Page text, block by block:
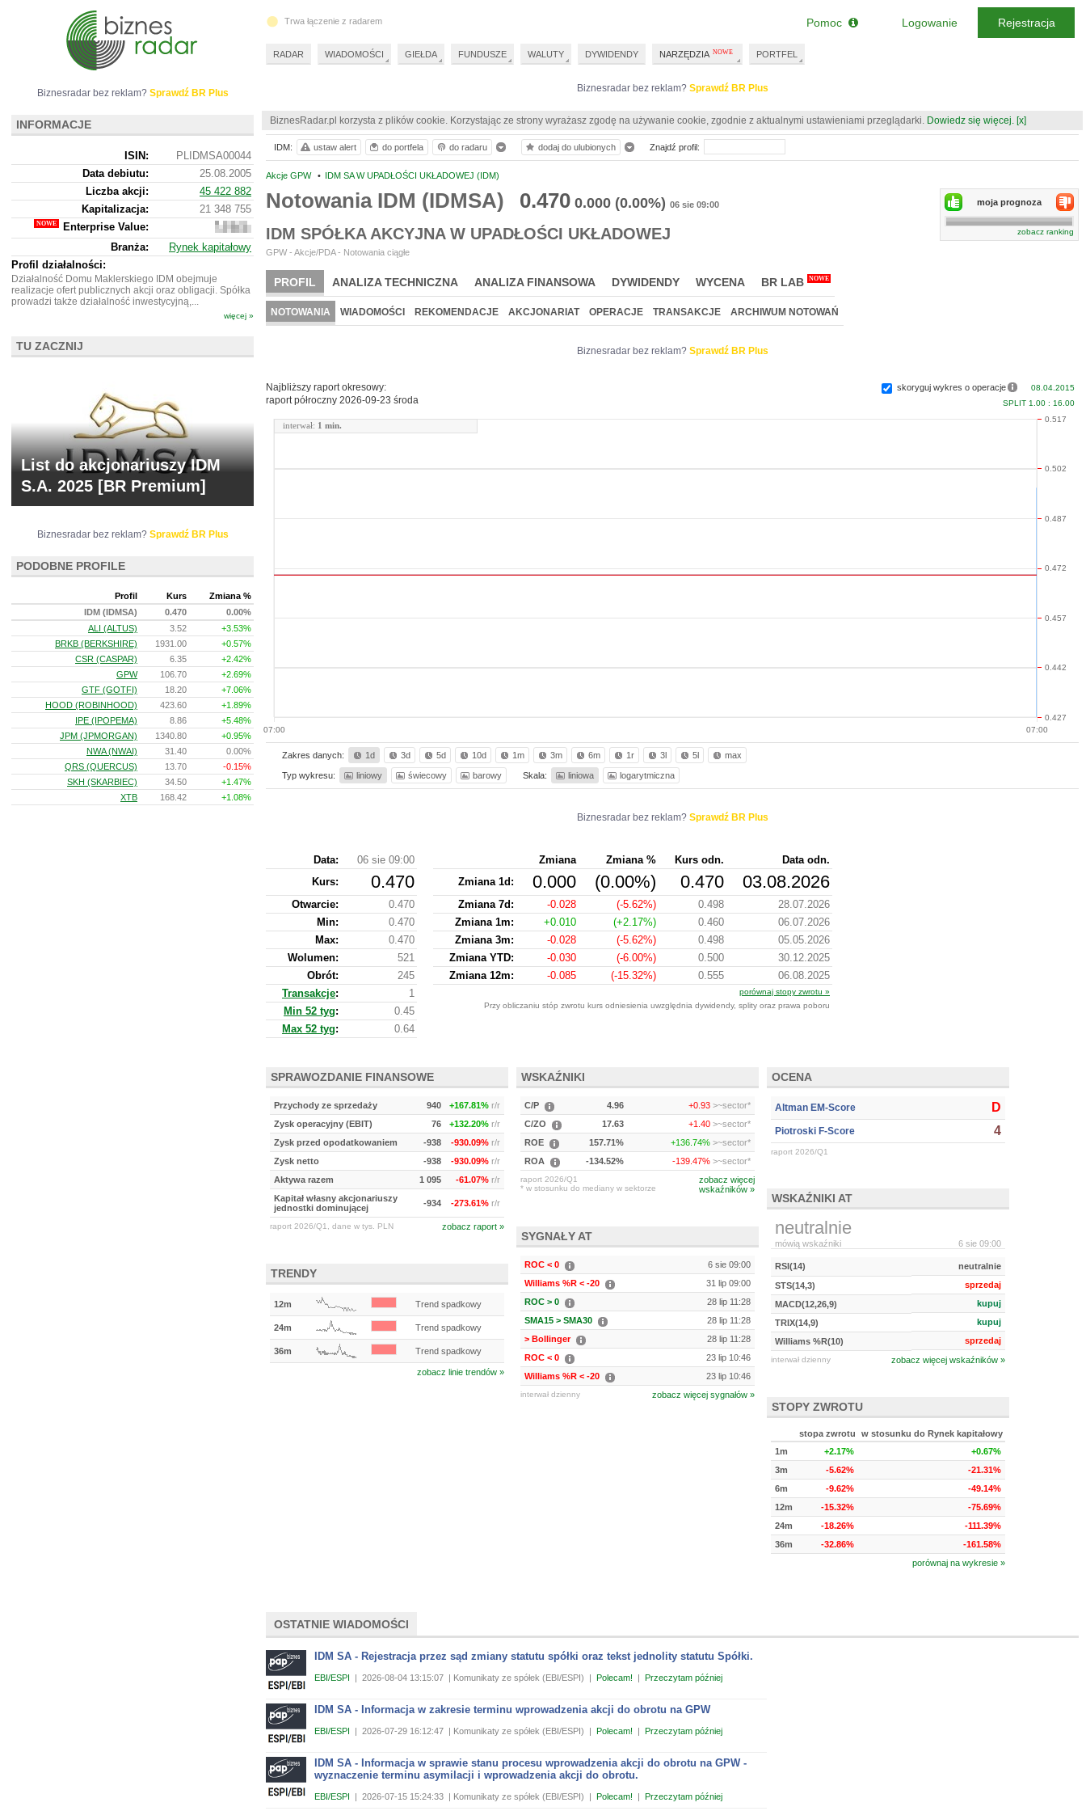
Biznesradar bez reklam? Sprawdź BR Plus
BiznesRadar.pl korzysta z plików cookie. Korzystając ze strony wyrażasz zgodę na używanie cookie, zgodnie z aktualnymi ustawieniami przeglądarki. Dowiedz się więcej. [x]
Akcje GPW • IDM SA W UPADŁOŚCI UKŁADOWEJ (IDM)
Notowania IDM (IDMSA) 0.470 0.000 (0.00%) 06 sie 09:00
IDM SPÓŁKA AKCYJNA W UPADŁOŚCI UKŁADOWEJ
GPW - Akcje/PDA - Notowania ciągłe
moja prognoza
zobacz ranking
PROFIL ANALIZA TECHNICZNA ANALIZA FINANSOWA DYWIDENDY WYCENA BR LAB NOWE
NOTOWANIA WIADOMOŚCI REKOMENDACJE AKCJONARIAT OPERACJE TRANSAKCJE ARCHIWUM NOTOWAŃ
Biznesradar bez reklam? Sprawdź BR Plus
Najbliższy raport okresowy:
raport półroczny 2026-09-23 środa
skoryguj wykres o operacje
08.04.2015
SPLIT 1.00 : 16.00
07:00 07:00
0.427
0.442
0.457
0.472
0.487
0.502
0.517
interwał: 1 min.
Zakres danych: 1d 3d 5d 10d 1m 3m 6m 1r 3l 5l max
Typ wykresu: liniowy świecowy barowy Skala: liniowa logarytmiczna
Biznesradar bez reklam? Sprawdź BR Plus
Data:
06 sie 09:00
Kurs: 0.470
Otwarcie:
0.470
Min:
0.470
Max:
0.470
Wolumen:
521
Obrót:
245
Transakcje:
1
Min 52 tyg:
0.45
Max 52 tyg: 0.64
Zmiana Zmiana % Kurs odn.
Data odn.
Zmiana 1d:
0.000 (0.00%) 0.470 03.08.2026
Zmiana 7d: -0.028 (-5.62%) 0.498
28.07.2026
Zmiana 1m:
+0.010 (+2.17%) 0.460
06.07.2026
Zmiana 3m:
-0.028 (-5.62%) 0.498
05.05.2026
Zmiana YTD:
-0.030 (-6.00%) 0.500
30.12.2025
Zmiana 12m:
-0.085 (-15.32%) 0.555 06.08.2025
porównaj stopy zwrotu »
Przy obliczaniu stóp zwrotu kurs odniesienia uwzględnia dywidendy, splity oraz prawa poboru
SPRAWOZDANIE FINANSOWE
Przychody ze sprzedaży 940 +167.81% r/r
Zysk operacyjny (EBIT)
76 +132.20% r/r
Zysk przed opodatkowaniem
-938 -930.09% r/r
Zysk netto
-938 -930.09% r/r
Aktywa razem
1 095 -61.07% r/r
Kapitał własny akcjonariuszy
jednostki dominującej
-934 -273.61% r/r
raport 2026/Q1, dane w tys. PLN zobacz raport »
WSKAŹNIKI
C/P 4.96 +0.93 >~sector*
C/ZO
17.63 +1.40 >~sector*
ROE
157.71% +136.74% >~sector*
ROA
-134.52% -139.47% >~sector*
raport 2026/Q1
* w stosunku do mediany w sektorze
zobacz więcej
wskaźników »
OCENA
Altman EM-Score D
Piotroski F-Score 4
raport 2026/Q1
WSKAŹNIKI AT
neutralnie
6 sie 09:00
mówią wskaźniki
RSI(14)
neutralnie
STS(14,3)
sprzedaj
MACD(12,26,9)
kupuj
TRIX(14,9)
kupuj
Williams %R(10)
sprzedaj
interwał dzienny zobacz więcej wskaźników »
SYGNAŁY AT
ROC < 0
6 sie 09:00
Williams %R < -20
31 lip 09:00
ROC > 0
28 lip 11:28
SMA15 > SMA30
28 lip 11:28
> Bollinger
28 lip 11:28
ROC < 0
23 lip 10:46
Williams %R < -20
23 lip 10:46
interwał dzienny zobacz więcej sygnałów »
TRENDY
12m Trend spadkowy
24m Trend spadkowy
36m Trend spadkowy
zobacz linie trendów »
STOPY ZWROTU
stopa zwrotu
w stosunku do Rynek kapitałowy
1m
+2.17%
+0.67%
3m
-5.62%
-21.31%
6m
-9.62%
-49.14%
12m
-15.32%
-75.69%
24m
-18.26%
-111.39%
36m
-32.86%
-161.58%
porównaj na wykresie »
OSTATNIE WIADOMOŚCI
IDM SA - Rejestracja przez sąd zmiany statutu spółki oraz tekst jednolity statutu Spółki.
EBI/ESPI 2026-08-04 13:15:07 | Komunikaty ze spółek (EBI/ESPI) Polecam! Przeczytam później
IDM SA - Informacja w zakresie terminu wprowadzenia akcji do obrotu na GPW
EBI/ESPI 2026-07-29 16:12:47 | Komunikaty ze spółek (EBI/ESPI) Polecam! Przeczytam później
IDM SA - Informacja w sprawie stanu procesu wprowadzenia akcji do obrotu na GPW -
wyznaczenie terminu asymilacji i wprowadzenia akcji do obrotu.
EBI/ESPI 2026-07-15 15:24:33 | Komunikaty ze spółek (EBI/ESPI) Polecam! Przeczytam później
IDM: ustaw alert do portfela do radaru dodaj do ulubionych Znajdź profil:
Biznesradar bez reklam? Sprawdź BR Plus
INFORMACJE
ISIN:
PLIDMSA00044
Data debiutu:
25.08.2005
Liczba akcji:
45 422 882
Kapitalizacja:
21 348 755
Enterprise Value:
22
515
755
Branża:
Rynek kapitałowy
Profil działalności:
Działalność Domu Maklerskiego IDM obejmuje
realizacje ofert publicznych akcji oraz obligacji. Spółka
prowadzi także działalność inwestycyjną,...
więcej »
TU ZACZNIJ
List do akcjonariuszy IDM
S.A. 2025 [BR Premium]
Biznesradar bez reklam? Sprawdź BR Plus
PODOBNE PROFILE
Profil Kurs
Zmiana %
IDM (IDMSA)
0.470
0.00%
ALI (ALTUS)
3.52
+3.53%
BRKB (BERKSHIRE)
1931.00
+0.57%
CSR (CASPAR)
6.35
+2.42%
GPW
106.70
+2.69%
GTF (GOTFI)
18.20
+7.06%
HOOD (ROBINHOOD)
423.60
+1.89%
IPE (IPOPEMA)
8.86
+5.48%
JPM (JPMORGAN)
1340.80
+0.95%
NWA (NWAI)
31.40
0.00%
QRS (QUERCUS)
13.70
-0.15%
SKH (SKARBIEC)
34.50
+1.47%
XTB
168.42 +1.08%
Trwa łączenie z radarem
RADAR WIADOMOŚCI GIEŁDA FUNDUSZE WALUTY DYWIDENDY NARZĘDZIA PORTFEL
Pomoc Logowanie Rejestracja